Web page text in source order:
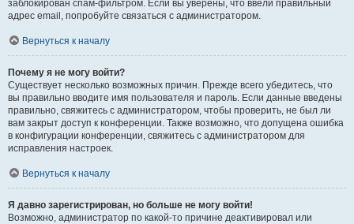
заблокирован спам-фильтром. Если вы уверены, что ввели правильный
адрес email, попробуйте связаться с администратором.
Вернуться к началу
Почему я не могу войти?
Существует несколько возможных причин. Прежде всего убедитесь, что
вы правильно вводите имя пользователя и пароль. Если данные введены
правильно, свяжитесь с администратором, чтобы проверить, не был ли
вам закрыт доступ к конференции. Также возможно, что допущена ошибка
в конфигурации конференции, свяжитесь с администратором для
исправления настроек.
Вернуться к началу
Я давно зарегистрирован, но больше не могу войти!
Возможно, администратор по какой-то причине деактивировал или